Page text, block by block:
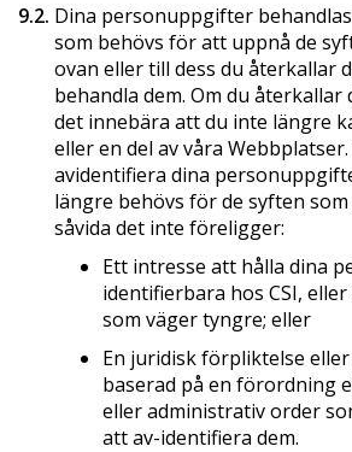
9.2. Dina personuppgifter
som behövs för att uppnå de
ovan eller till dess du återkallar
behandla dem. Om du återkallar
det innebära att du inte längre
eller en del av våra
avidentifiera dina
längre behövs för de syften
såvida det inte föreligger:
Ett intresse att hålla dina
identifierbara hos CSI,
som väger tyngre; eller
En juridisk förpliktelse
baserad på en förordning
eller administrativ order
att av-identifiera dem.